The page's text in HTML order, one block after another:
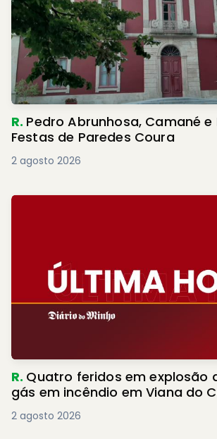
R. Pedro Abrunhosa, Camané e
Festas de Paredes Coura
2 agosto 2026
R. Quatro feridos em explosão
gás em incêndio em Viana do
2 agosto 2026